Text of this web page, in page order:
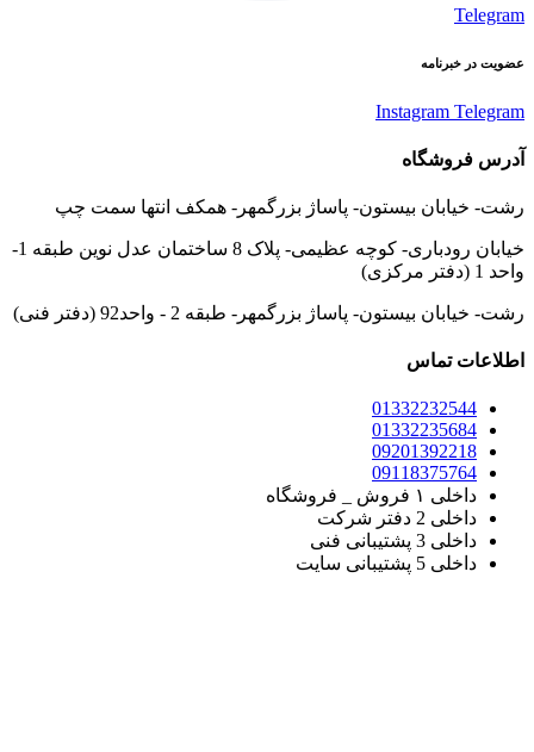
Telegram
عضویت در خبرنامه
Instagram Telegram
آدرس فروشگاه
رشت- خیابان بیستون- پاساژ بزرگمهر- همکف انتها سمت چپ
خیابان رودباری- کوچه عظیمی- پلاک 8 ساختمان عدل نوین طبقه 1-
واحد 1 (دفتر مرکزی)
رشت- خیابان بیستون- پاساژ بزرگمهر- طبقه 2 - واحد92 (دفتر فنی)
اطلاعات تماس
01332232544
01332235684
09201392218
09118375764
داخلی ۱ فروش _ فروشگاه
داخلی 2 دفتر شرکت
داخلی 3 پشتیبانی فنی
داخلی 5 پشتیبانی سایت